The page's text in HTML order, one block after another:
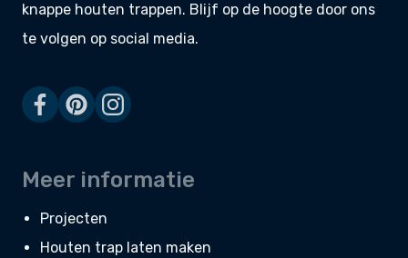
knappe houten trappen. Blijf op de hoogte door ons
te volgen op social media.
Meer informatie
Projecten
Houten trap laten maken